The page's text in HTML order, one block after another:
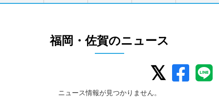
福岡・佐賀のニュース
ニュース情報が見つかりません。